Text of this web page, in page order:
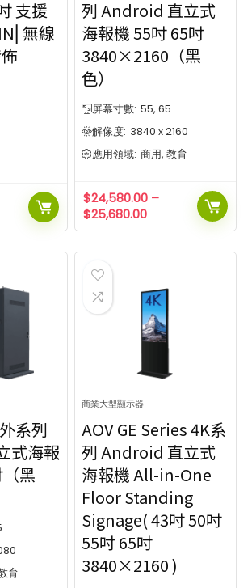
支援
無線
列 Android 直立式
海報機 55吋 65吋
3840×2160（黑
色）
屏幕寸數: 55, 65
解像度: 3840 x 2160
應用領域: 商用, 教育
$24,580.00 –
$25,680.00
系列
式海報
黑
育
商業大型顯示器
AOV GE Series 4K系
列 Android 直立式
海報機 All-in-One
Floor Standing
Signage( 43吋 50吋
55吋 65吋
3840×2160 )